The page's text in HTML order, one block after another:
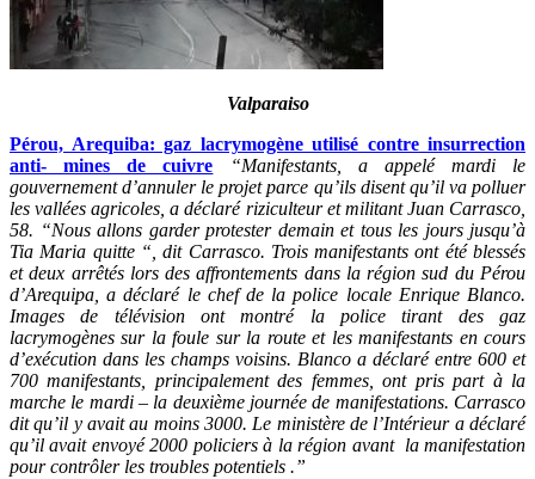
Valparaiso
Pérou, Arequiba: gaz lacrymogène utilisé contre insurrection
anti- mines de cuivre
“Manifestants, a appelé mardi le
gouvernement d’annuler le projet parce qu’ils disent qu’il va polluer
les vallées agricoles, a déclaré riziculteur et militant Juan Carrasco,
58. “Nous allons garder protester demain et tous les jours jusqu’à
Tia Maria quitte “, dit Carrasco. Trois manifestants ont été blessés
et deux arrêtés lors des affrontements dans la région sud du Pérou
d’Arequipa, a déclaré le chef de la police locale Enrique Blanco.
Images de télévision ont montré la police tirant des gaz
lacrymogènes sur la foule sur la route et les manifestants en cours
d’exécution dans les champs voisins. Blanco a déclaré entre 600 et
700 manifestants, principalement des femmes, ont pris part à la
marche le mardi – la deuxième journée de manifestations. Carrasco
dit qu’il y avait au moins 3000. Le ministère de l’Intérieur a déclaré
qu’il avait envoyé 2000 policiers à la région avant la manifestation
pour contrôler les troubles potentiels .”